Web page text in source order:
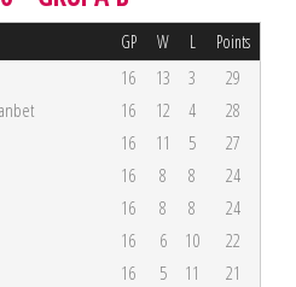
GP W L Points
16 13 3
29
16 12 4
28
16 11 5
27
16 8 8
24
16 8 8
24
16 6 10
22
16 5 11
21